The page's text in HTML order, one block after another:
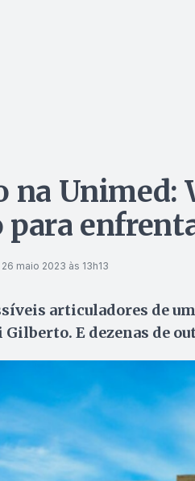
na Unimed:
para
26 maio 2023 às 13h13
articuladores de
Gilberto. E dezenas de